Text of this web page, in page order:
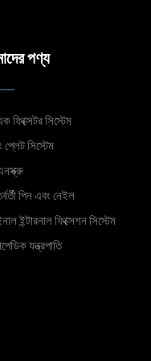
পণ্য
ফিক্সেটর সিস্টেম
প্লেট সিস্টেম
পিন এবং নেইল
ইন্টারনাল ফিক্সেশন সিস্টেম
যন্ত্রপাতি